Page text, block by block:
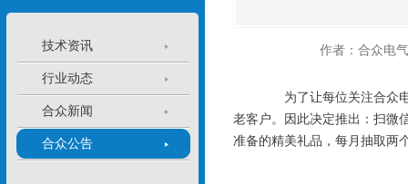
技术资讯
行业动态
合众新闻
合众公告
作者：合众电
为了让每位关注合众电气
老客户。因此决定推出：扫微
准备的精美礼品，每月抽取两